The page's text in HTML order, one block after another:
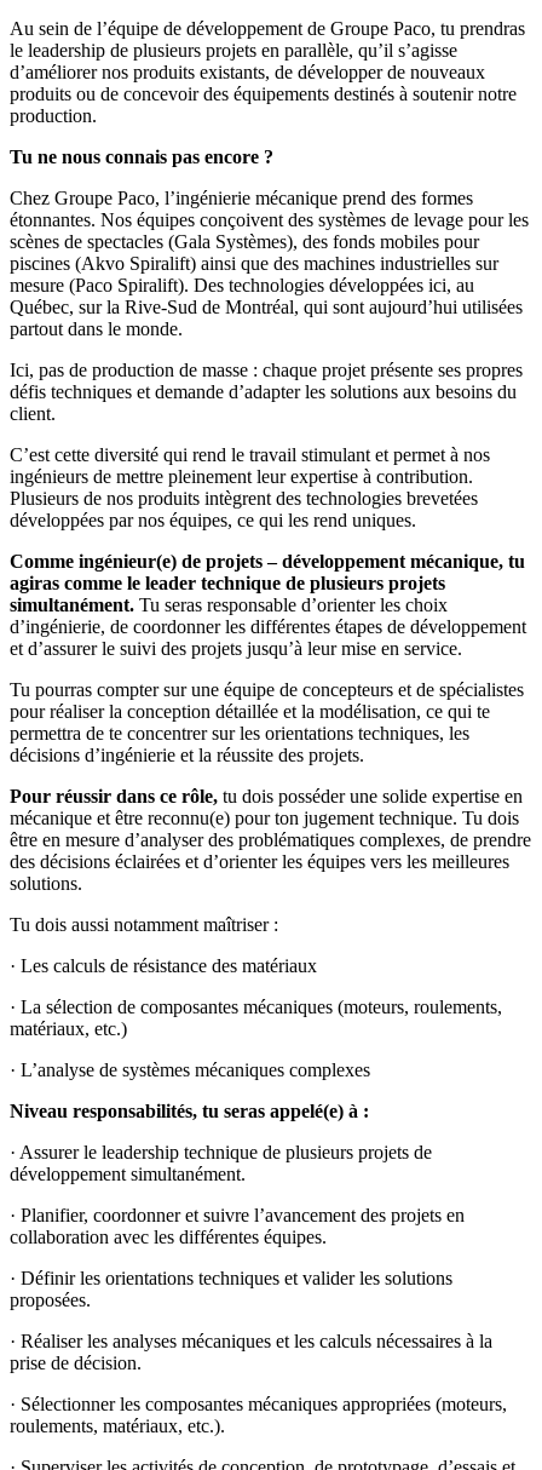
Au sein de l’équipe de développement de Groupe Paco, tu prendras
le leadership de plusieurs projets en parallèle, qu’il s’agisse
d’améliorer nos produits existants, de développer de nouveaux
produits ou de concevoir des équipements destinés à soutenir notre
production.
Tu ne nous connais pas encore ?
Chez Groupe Paco, l’ingénierie mécanique prend des formes
étonnantes. Nos équipes conçoivent des systèmes de levage pour les
scènes de spectacles (Gala Systèmes), des fonds mobiles pour
piscines (Akvo Spiralift) ainsi que des machines industrielles sur
mesure (Paco Spiralift). Des technologies développées ici, au
Québec, sur la Rive-Sud de Montréal, qui sont aujourd’hui utilisées
partout dans le monde.
Ici, pas de production de masse : chaque projet présente ses propres
défis techniques et demande d’adapter les solutions aux besoins du
client.
C’est cette diversité qui rend le travail stimulant et permet à nos
ingénieurs de mettre pleinement leur expertise à contribution.
Plusieurs de nos produits intègrent des technologies brevetées
développées par nos équipes, ce qui les rend uniques.
Comme ingénieur(e) de projets – développement mécanique, tu
agiras comme le leader technique de plusieurs projets
simultanément. Tu seras responsable d’orienter les choix
d’ingénierie, de coordonner les différentes étapes de développement
et d’assurer le suivi des projets jusqu’à leur mise en service.
Tu pourras compter sur une équipe de concepteurs et de spécialistes
pour réaliser la conception détaillée et la modélisation, ce qui te
permettra de te concentrer sur les orientations techniques, les
décisions d’ingénierie et la réussite des projets.
Pour réussir dans ce rôle, tu dois posséder une solide expertise en
mécanique et être reconnu(e) pour ton jugement technique. Tu dois
être en mesure d’analyser des problématiques complexes, de prendre
des décisions éclairées et d’orienter les équipes vers les meilleures
solutions.
Tu dois aussi notamment maîtriser :
· Les calculs de résistance des matériaux
· La sélection de composantes mécaniques (moteurs, roulements,
matériaux, etc.)
· L’analyse de systèmes mécaniques complexes
Niveau responsabilités, tu seras appelé(e) à :
· Assurer le leadership technique de plusieurs projets de
développement simultanément.
· Planifier, coordonner et suivre l’avancement des projets en
collaboration avec les différentes équipes.
· Définir les orientations techniques et valider les solutions
proposées.
· Réaliser les analyses mécaniques et les calculs nécessaires à la
prise de décision.
· Sélectionner les composantes mécaniques appropriées (moteurs,
roulements, matériaux, etc.).